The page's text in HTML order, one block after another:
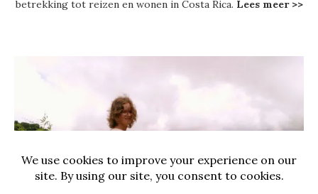
betrekking tot reizen en wonen in Costa Rica. Lees meer >>